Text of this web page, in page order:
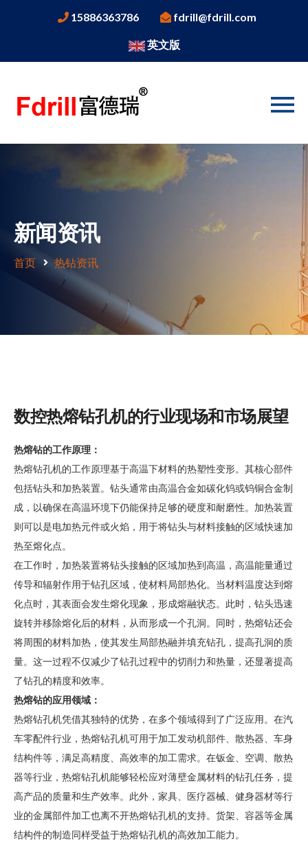
15886363786 fdrill@fdrill.com
英文版
新闻资讯
首页 热钻资讯
数控热熔钻孔机的行业现场和市场展望
热熔钻的工作原理：
热熔钻孔机的工作原理基于高温下材料的热塑性变形。其核心部件
包括钻头和加热装置。钻头通常由高温合金如碳化钨或钨铜合金制
成，以确保在高温环境下仍能保持足够的硬度和耐磨性。加热装置
则可以是电加热元件或火焰，用于将钻头与材料接触的区域快速加
热至熔化点。
在工作时，加热装置将钻头接触的区域加热到高温，高温能量通过
传导和辐射作用于钻孔区域，使材料局部热化。当材料温度达到熔
化点时，其表面会发生熔化现象，形成熔融状态。此时，钻头迅速
旋转并移除熔化后的材料，从而形成一个孔洞。同时，热熔钻还会
将周围的材料加热，使其发生局部热融并填充钻孔，提高孔洞的质
量。这一过程不仅减少了钻孔过程中的切削力和热量，还显著提高
了钻孔的精度和效率。
热熔钻的应用领域：
热熔钻孔机凭借其独特的优势，在多个领域得到了广泛应用。在汽
车零配件行业，热熔钻孔机可用于加工发动机部件、散热器、车身
结构件等，满足高精度、高效率的加工需求。在钣金、空调、散热
器等行业，热熔钻孔机能够轻松应对薄壁金属材料的钻孔任务，提
高产品的质量和生产效率。此外，家具、医疗器械、健身器材等行
业的金属部件加工也离不开热熔钻孔机的支持。货架、容器等金属
结构件的制造同样受益于热熔钻孔机的高效加工能力。